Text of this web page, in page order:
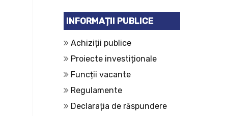
INFORMAȚII PUBLICE
Achiziții publice
Proiecte investiționale
Funcții vacante
Regulamente
Declarația de răspundere